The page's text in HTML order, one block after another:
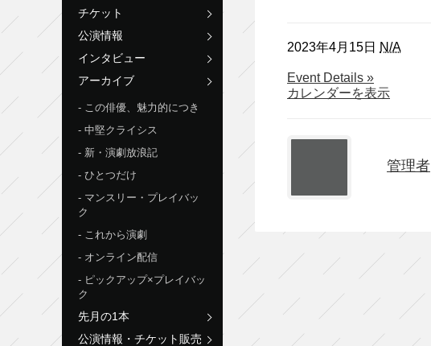
チケット
公演情報
インタビュー
アーカイブ
この俳優、魅力的につき
中堅クライシス
新・演劇放浪記
ひとつだけ
マンスリー・プレイバッ
ク
これから演劇
オンライン配信
ピックアップ×プレイバッ
ク
先月の1本
公演情報・チケット販売
2023年4月15日 N/A
Event Details about
iaku
演）
»
カレンダーを表示
管理者